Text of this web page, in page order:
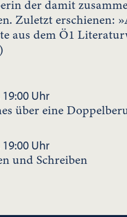
der damit
Zuletzt erschienen:
aus dem Ö1
Uhr
über eine
19:00 Uhr
und Schreiben